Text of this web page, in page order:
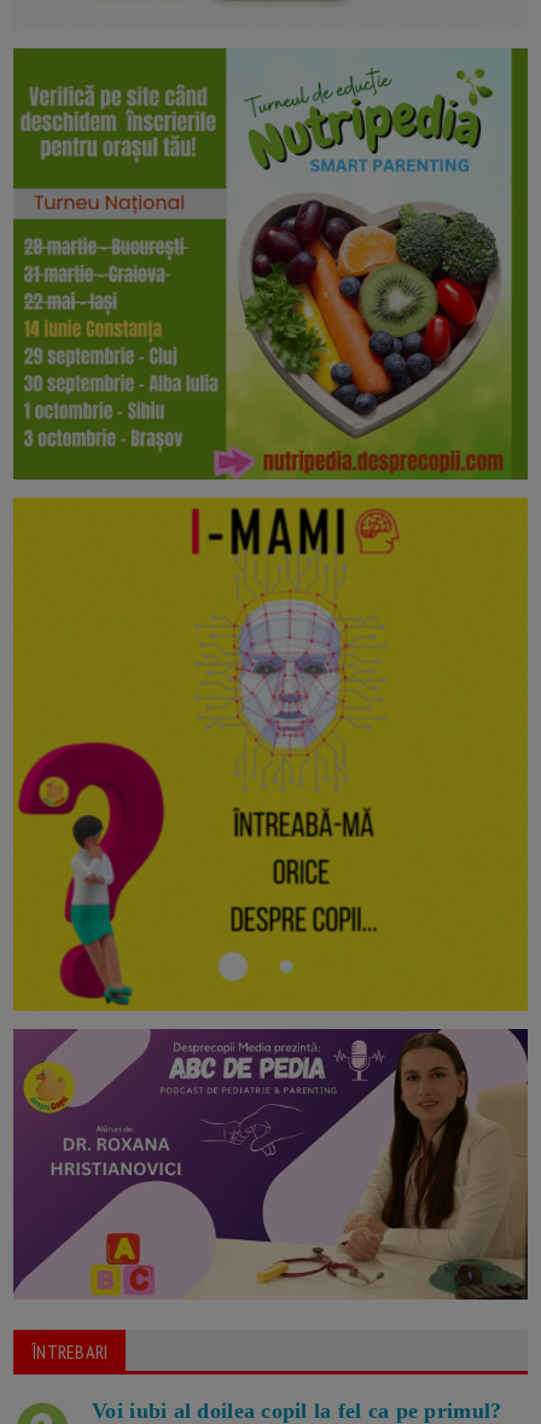
ÎNTREBARI
Voi iubi al doilea copil la fel ca pe primul?